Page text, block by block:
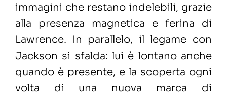
immagini che restano indelebili, grazie
alla presenza magnetica e ferina di
Lawrence. In parallelo, il legame con
Jackson si sfalda: lui è lontano anche
quando è presente, e la scoperta ogni
volta di una nuova marca di